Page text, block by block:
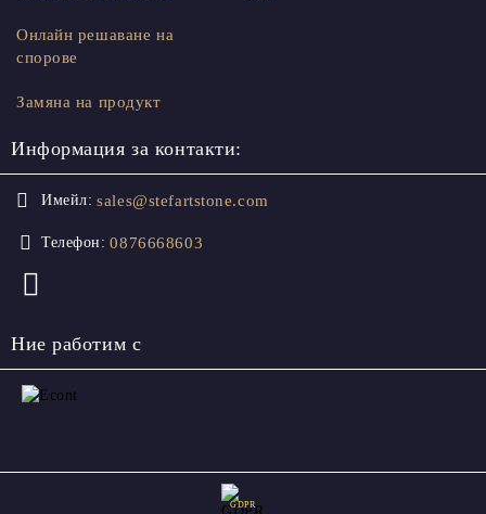
Онлайн решаване на
спорове
Замяна на продукт
Информация за контакти:
Имейл: sales@stefartstone.com
Телефон: 0876668603
Ние работим с
GDPR